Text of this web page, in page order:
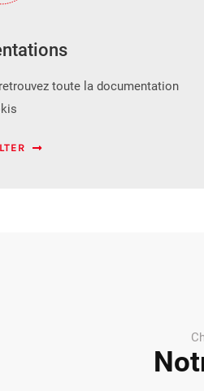
toute la documentation